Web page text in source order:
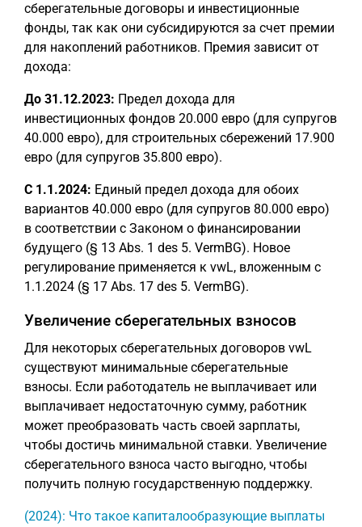
сберегательные договоры и инвестиционные
фонды, так как они субсидируются за счет премии
для накоплений работников. Премия зависит от
дохода:
До 31.12.2023: Предел дохода для
инвестиционных фондов 20.000 евро (для супругов
40.000 евро), для строительных сбережений 17.900
евро (для супругов 35.800 евро).
С 1.1.2024: Единый предел дохода для обоих
вариантов 40.000 евро (для супругов 80.000 евро)
в соответствии с Законом о финансировании
будущего (§ 13 Abs. 1 des 5. VermBG). Новое
регулирование применяется к vwL, вложенным с
1.1.2024 (§ 17 Abs. 17 des 5. VermBG).
Увеличение сберегательных взносов
Для некоторых сберегательных договоров vwL
существуют минимальные сберегательные
взносы. Если работодатель не выплачивает или
выплачивает недостаточную сумму, работник
может преобразовать часть своей зарплаты,
чтобы достичь минимальной ставки. Увеличение
сберегательного взноса часто выгодно, чтобы
получить полную государственную поддержку.
(2024): Что такое капиталообразующие выплаты